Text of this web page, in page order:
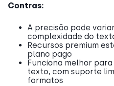
Contras:
A precisão pode
complexidade do
Recursos premium
plano pago
Funciona melhor
texto, com suporte
formatos